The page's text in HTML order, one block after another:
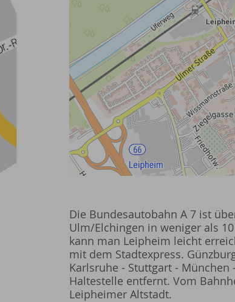
Die Bundesautobahn A 7 ist
Ulm/Elchingen in weniger als
kann man Leipheim leicht
mit dem Stadtexpress.
Karlsruhe - Stuttgart - München
Haltestelle entfernt. Vom
Leipheimer Altstadt.